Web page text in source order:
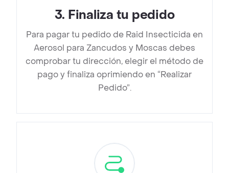
3. Finaliza tu pedido
Para pagar tu pedido de Raid Insecticida en
Aerosol para Zancudos y Moscas debes
comprobar tu dirección, elegir el método de
pago y finaliza oprimiendo en “Realizar
Pedido”.